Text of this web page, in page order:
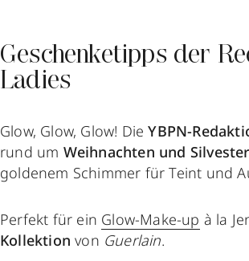
Geschenketipps der
Ladies
Glow, Glow, Glow! DieYBPN-
rund um Weihnachten und Silvester
goldenem Schimmer für Teint und
Perfekt für ein Glow-Make-up à la
Kollektion von Guerlain.